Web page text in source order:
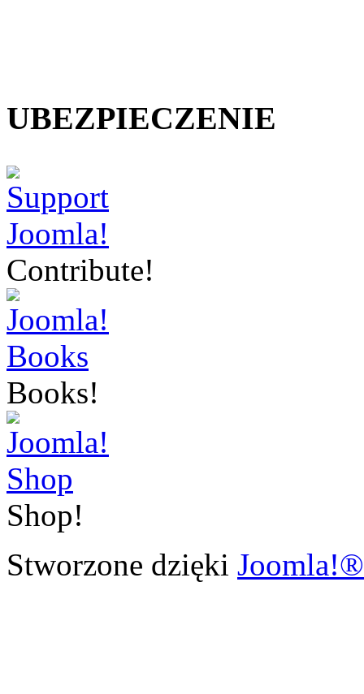
UBEZPIECZENIE
Contribute!
Books!
Shop!
Stworzone dzięki Joomla!®